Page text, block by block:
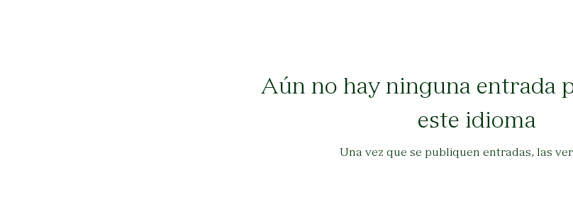
Aún no hay ninguna entrada
este idioma
Una vez que se publiquen entradas, las